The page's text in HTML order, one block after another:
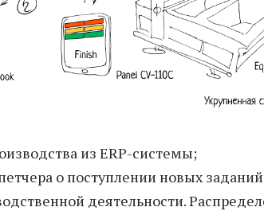
из ERP-системы;
о поступлении новых заданий
деятельности.